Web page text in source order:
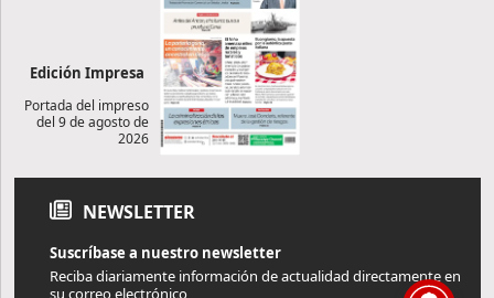
Edición Impresa
Portada del impreso
del 9 de agosto de
2026
NEWSLETTER
Suscríbase a nuestro newsletter
Reciba diariamente información de actualidad directamente en
su correo electrónico